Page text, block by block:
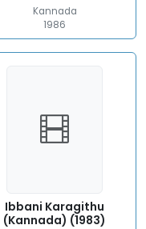
Kannada
1986
Ibbani Karagithu
(Kannada) (1983)